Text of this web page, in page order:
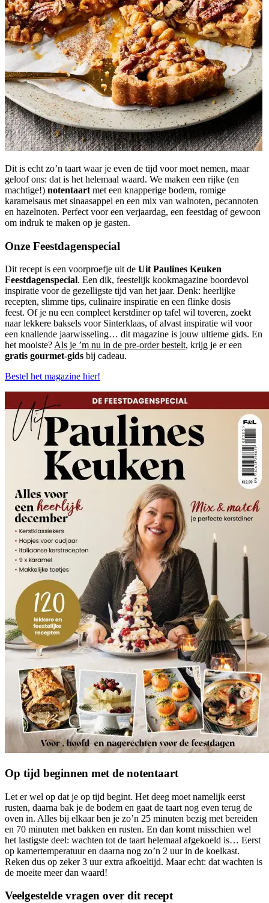
Dit is echt zo’n taart waar je even de tijd voor moet nemen, maar
geloof ons: dat is het helemaal waard. We maken een rijke (en
machtige!) notentaart met een knapperige bodem, romige
karamelsaus met sinaasappel en een mix van walnoten, pecannoten
en hazelnoten. Perfect voor een verjaardag, een feestdag of gewoon
om indruk te maken op je gasten.
Onze Feestdagenspecial
Dit recept is een voorproefje uit de Uit Paulines Keuken
Feestdagenspecial. Een dik, feestelijk kookmagazine boordevol
inspiratie voor de gezelligste tijd van het jaar. Denk: heerlijke
recepten, slimme tips, culinaire inspiratie en een flinke dosis
feest. Of je nu een compleet kerstdiner op tafel wil toveren, zoekt
naar lekkere baksels voor Sinterklaas, of alvast inspiratie wil voor
een knallende jaarwisseling… dit magazine is jouw ultieme gids. En
het mooiste? Als je ’m nu in de pre-order bestelt, krijg je er een
gratis gourmet-gids bij cadeau.
Bestel het magazine hier!
Op tijd beginnen met de notentaart
Let er wel op dat je op tijd begint. Het deeg moet namelijk eerst
rusten, daarna bak je de bodem en gaat de taart nog even terug de
oven in. Alles bij elkaar ben je zo’n 25 minuten bezig met bereiden
en 70 minuten met bakken en rusten. En dan komt misschien wel
het lastigste deel: wachten tot de taart helemaal afgekoeld is… Eerst
op kamertemperatuur en daarna nog zo’n 2 uur in de koelkast.
Reken dus op zeker 3 uur extra afkoeltijd. Maar echt: dat wachten is
de moeite meer dan waard!
Veelgestelde vragen over dit recept